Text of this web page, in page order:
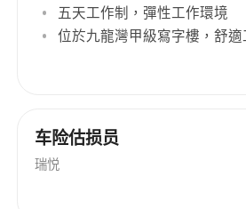
五天工作制，彈性工作環境
位於九龍灣甲級寫字樓，舒
车险估损员
瑞悦